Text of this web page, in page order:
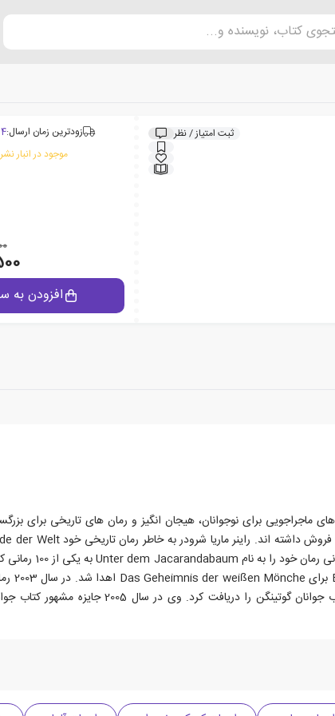
کتاب، نویسنده و...
ثبت امتیاز / نظر زودترین زمان ارسال:24
موجود در انبار نشر
افزودن به
نویسنده آلمانی داستان های ماجراجویی برای نوجوانان، هیجان انگیز و رمان های